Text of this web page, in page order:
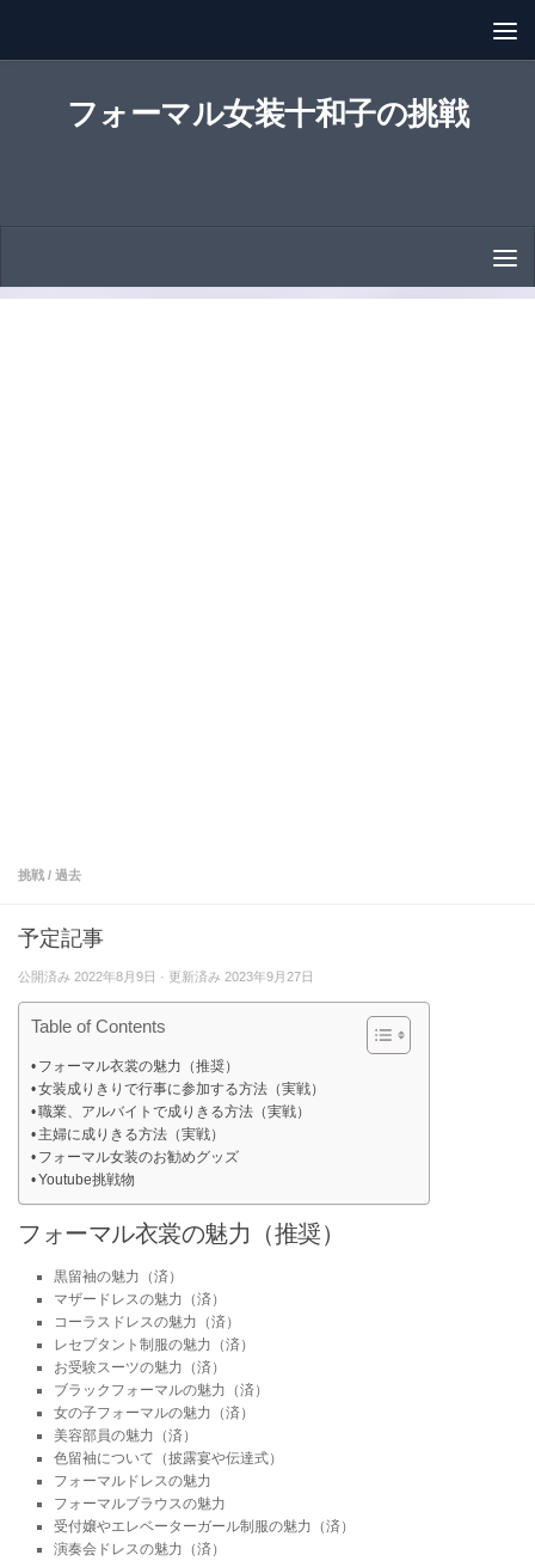
フォーマル女装十和子の挑戦
挑戦 / 過去
予定記事
公開済み 2022年8月9日 · 更新済み 2023年9月27日
Table of Contents
フォーマル衣裳の魅力（推奨）
女装成りきりで行事に参加する方法（実戦）
職業、アルバイトで成りきる方法（実戦）
主婦に成りきる方法（実戦）
フォーマル女装のお勧めグッズ
Youtube挑戦物
フォーマル衣裳の魅力（推奨）
黒留袖の魅力（済）
マザードレスの魅力（済）
コーラスドレスの魅力（済）
レセプタント制服の魅力（済）
お受験スーツの魅力（済）
ブラックフォーマルの魅力（済）
女の子フォーマルの魅力（済）
美容部員の魅力（済）
色留袖について（披露宴や伝達式）
フォーマルドレスの魅力
フォーマルブラウスの魅力
受付嬢やエレベーターガール制服の魅力（済）
演奏会ドレスの魅力（済）